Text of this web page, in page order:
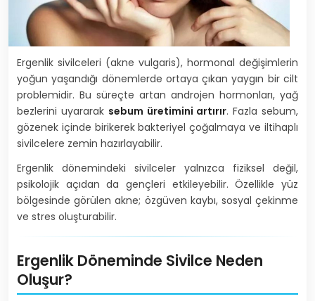
Ergenlik sivilceleri (akne vulgaris), hormonal değişimlerin
yoğun yaşandığı dönemlerde ortaya çıkan yaygın bir cilt
problemidir. Bu süreçte artan androjen hormonları, yağ
bezlerini uyararak sebum üretimini artırır. Fazla sebum,
gözenek içinde birikerek bakteriyel çoğalmaya ve iltihaplı
sivilcelere zemin hazırlayabilir.
Ergenlik dönemindeki sivilceler yalnızca fiziksel değil,
psikolojik açıdan da gençleri etkileyebilir. Özellikle yüz
bölgesinde görülen akne; özgüven kaybı, sosyal çekinme
ve stres oluşturabilir.
Ergenlik Döneminde Sivilce Neden
Oluşur?